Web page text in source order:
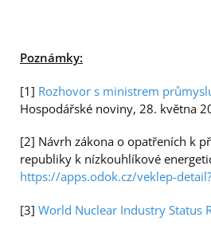
Poznámky:
[1] Rozhovor s ministrem
Hospodářské noviny, 28. května
[2] Návrh zákona o opatřeních k
republiky k nízkouhlíkové
https://apps.odok.cz/veklep-
[3] World Nuclear Industry Status